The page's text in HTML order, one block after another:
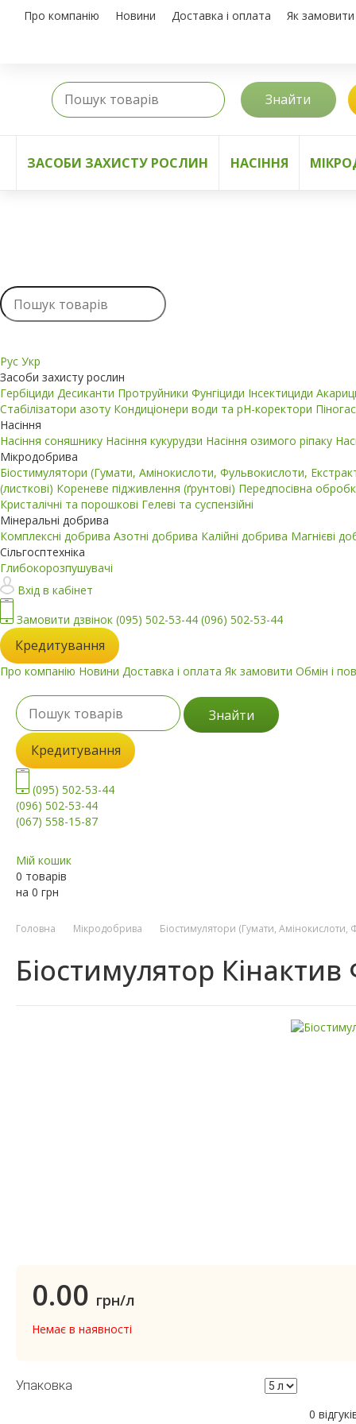
Про компанію Новини Доставка і оплата Як замовити
Знайти
ЗАСОБИ ЗАХИСТУ РОСЛИН НАСІННЯ
Рус Укр
Засоби захисту рослин
Гербіциди Десиканти Протруйники Фунгіциди Інсектициди
Стабілізатори азоту Кондиціонери води та pH-коректори
Насіння
Насіння соняшнику Насіння кукурудзи Насіння озимого ріпаку
Мікродобрива
Біостимулятори (Гумати, Амінокислоти, Фульвокислоти,
(листкові) Кореневе підживлення (ґрунтові) Передпосівна
Кристалічні та порошкові Гелеві та суспензійні
Мінеральні добрива
Комплексні добрива Азотні добрива Калійні добрива Магнієві
Сільгосптехніка
Глибокорозпушувачі
Вхід в кабінет
Замовити дзвінок (095) 502-53-44 (096) 502-53-44
Кредитування
Про компанію Новини Доставка і оплата Як замовити Обмін і
Знайти
Кредитування
(095) 502-53-44
(096) 502-53-44
(067) 558-15-87
Мій кошик
0 товарів
на 0 грн
Головна Мікродобрива Біостимулятори (Гумати, Амінокислоти,
Біостимулятор Кінактив
0.00 грн/л
Немає в наявності
Упаковка
0